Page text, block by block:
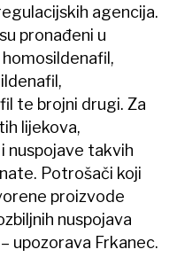
agencija.
pronađeni u
te brojni drugi. Za
lijekova,
nuspojave takvih
Potrošači koji
proizvode
nuspojava
upozorava Frkanec.